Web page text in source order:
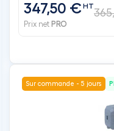
347,50 €HT
Prix net PRO
Sur commande - 5 jours